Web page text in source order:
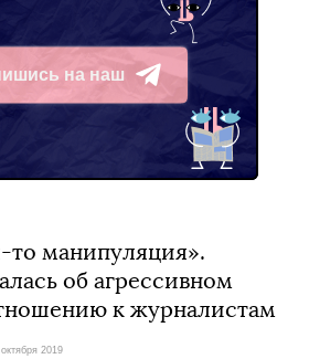
на наш
то манипуляция».
об агрессивном
к журналистам
2019